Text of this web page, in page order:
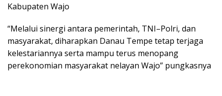
Kabupaten Wajo
“Melalui sinergi antara pemerintah, TNI–Polri, dan
masyarakat, diharapkan Danau Tempe tetap terjaga
kelestariannya serta mampu terus menopang
perekonomian masyarakat nelayan Wajo” pungkasnya